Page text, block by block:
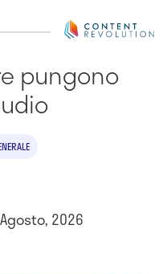
pungono
2026